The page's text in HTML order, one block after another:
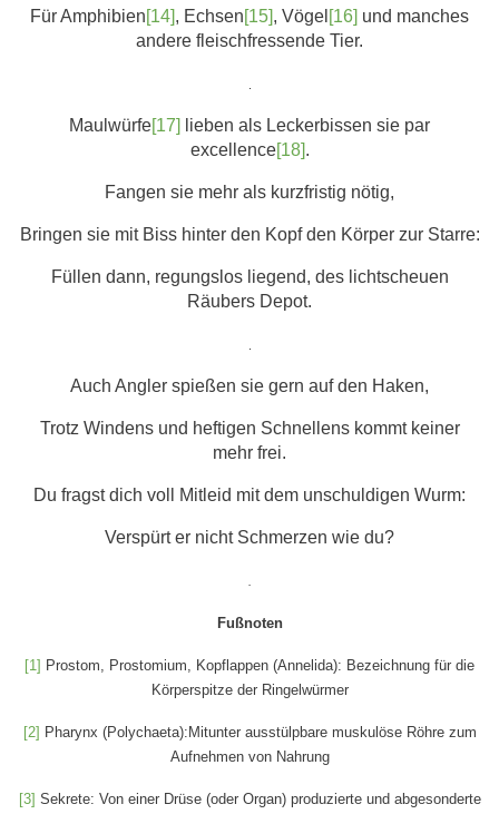
Für Amphibien[14], Echsen[15], Vögel [16] und manches
andere fleischfressende Tier.
Maulwürfe[17]
lieben als Leckerbissen sie par
excellence[18].
Fangen sie mehr als kurzfristig nötig,
Bringen sie mit Biss hinter den Kopf den Körper zur Starre:
Füllen dann, regungslos liegend, des lichtscheuen
Räubers Depot.
Auch Angler spießen sie gern auf den Haken,
Trotz Windens und heftigen Schnellens kommt keiner
mehr frei.
Du fragst dich voll Mitleid mit dem unschuldigen Wurm:
Verspürt er nicht Schmerzen wie du?
Fußnoten
[1] Prostom, Prostomium, Kopflappen (Annelida): Bezeichnung für die
Körperspitze der Ringelwürmer
[2] Pharynx (Polychaeta):Mitunter ausstülpbare muskulöse Röhre zum
Aufnehmen von Nahrung
[3] Sekrete: Von einer Drüse (oder Organ) produzierte und abgesonderte